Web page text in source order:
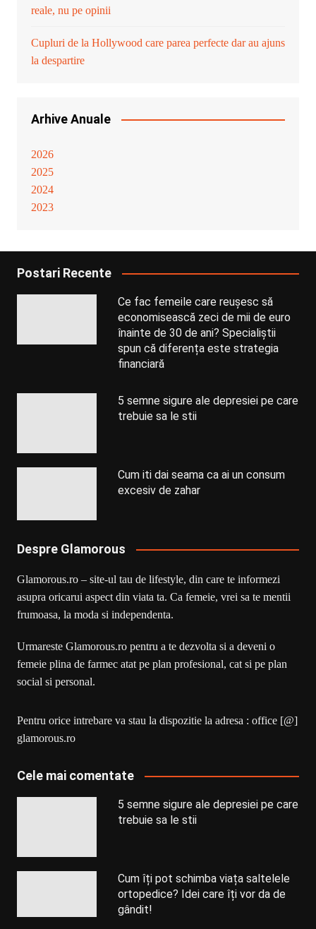
reale, nu pe opinii
Cupluri de la Hollywood care parea perfecte dar au ajuns
la despartire
Arhive Anuale
2026
2025
2024
2023
Postari Recente
Ce fac femeile care reușesc să
economisească zeci de mii de euro
înainte de 30 de ani? Specialiștii
spun că diferența este strategia
financiară
5 semne sigure ale depresiei pe care
trebuie sa le stii
Cum iti dai seama ca ai un consum
excesiv de zahar
Despre Glamorous
Glamorous.ro – site-ul tau de lifestyle, din care te informezi
asupra oricarui aspect din viata ta. Ca femeie, vrei sa te mentii
frumoasa, la moda si independenta.
Urmareste Glamorous.ro pentru a te dezvolta si a deveni o
femeie plina de farmec atat pe plan profesional, cat si pe plan
social si personal.
Pentru orice intrebare va stau la dispozitie la adresa : office [@]
glamorous.ro
Cele mai comentate
5 semne sigure ale depresiei pe care
trebuie sa le stii
Cum îți pot schimba viața saltelele
ortopedice? Idei care îți vor da de
gândit!